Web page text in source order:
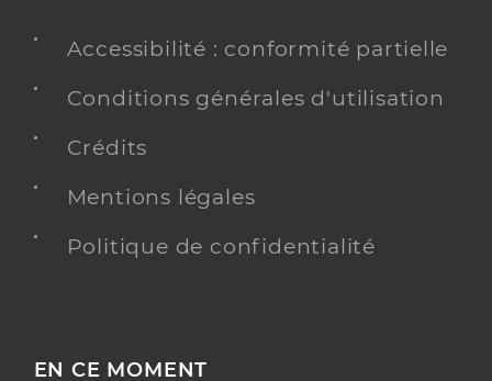
Accessibilité : conformité partielle
Conditions générales d'utilisation
Crédits
Mentions légales
Politique de confidentialité
EN CE MOMENT